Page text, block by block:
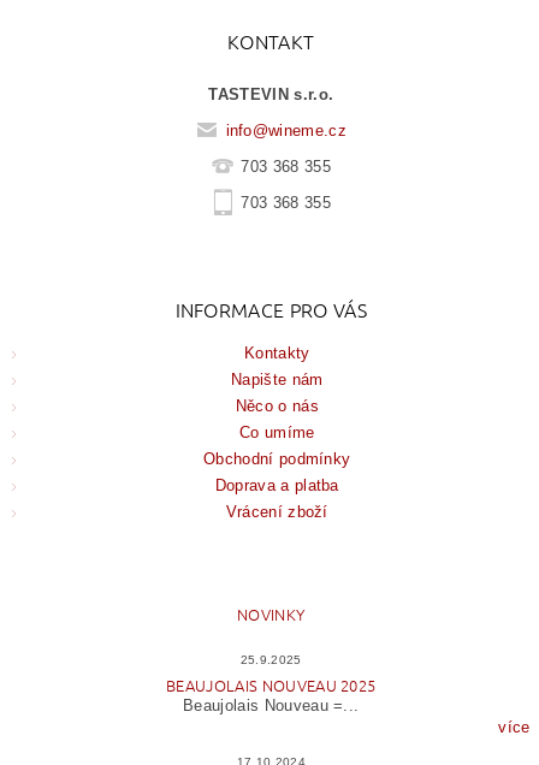
KONTAKT
TASTEVIN s.r.o.
info@wineme.cz
703 368 355
703 368 355
INFORMACE PRO VÁS
Kontakty
Napište nám
Něco o nás
Co umíme
Obchodní podmínky
Doprava a platba
Vrácení zboží
NOVINKY
25.9.2025
BEAUJOLAIS NOUVEAU 2025
Beaujolais Nouveau =...
více
17.10.2024